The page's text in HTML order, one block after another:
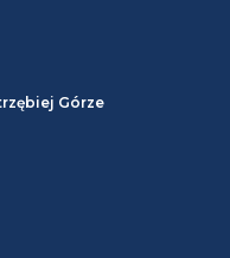
Górze